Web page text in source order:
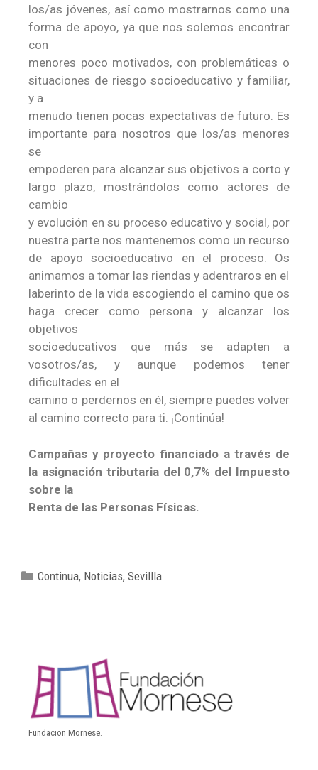
los/as jóvenes, así como mostrarnos como una
forma de apoyo, ya que nos solemos encontrar
con
menores poco motivados, con problemáticas o
situaciones de riesgo socioeducativo y familiar,
y a
menudo tienen pocas expectativas de futuro. Es
importante para nosotros que los/as menores
se
empoderen para alcanzar sus objetivos a corto y
largo plazo, mostrándolos como actores de
cambio
y evolución en su proceso educativo y social, por
nuestra parte nos mantenemos como un recurso
de apoyo socioeducativo en el proceso. Os
animamos a tomar las riendas y adentraros en el
laberinto de la vida escogiendo el camino que os
haga crecer como persona y alcanzar los
objetivos
socioeducativos que más se adapten a
vosotros/as, y aunque podemos tener
dificultades en el
camino o perdernos en él, siempre puedes volver
al camino correcto para ti. ¡Continúa!
Campañas y proyecto financiado a través de
la asignación tributaria del 0,7% del Impuesto
sobre la
Renta de las Personas Físicas.
Continua, Noticias,Sevillla
Fundacion Mornese.